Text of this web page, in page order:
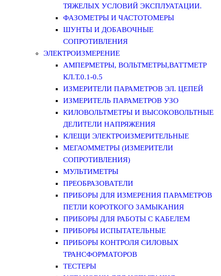
ТЯЖЕЛЫХ УСЛОВИЙ ЭКСПЛУАТАЦИИ.
ФАЗОМЕТРЫ И ЧАСТОТОМЕРЫ
ШУНТЫ И ДОБАВОЧНЫЕ
СОПРОТИВЛЕНИЯ
ЭЛЕКТРОИЗМЕРЕНИЕ
АМПЕРМЕТРЫ, ВОЛЬТМЕТРЫ,ВАТТМЕТР
КЛ.Т.0.1-0.5
ИЗМЕРИТЕЛИ ПАРАМЕТРОВ ЭЛ. ЦЕПЕЙ
ИЗМЕРИТЕЛЬ ПАРАМЕТРОВ УЗО
КИЛОВОЛЬТМЕТРЫ И ВЫСОКОВОЛЬТНЫЕ
ДЕЛИТЕЛИ НАПРЯЖЕНИЯ
КЛЕЩИ ЭЛЕКТРОИЗМЕРИТЕЛЬНЫЕ
МЕГАОММЕТРЫ (ИЗМЕРИТЕЛИ
СОПРОТИВЛЕНИЯ)
МУЛЬТИМЕТРЫ
ПРЕОБРАЗОВАТЕЛИ
ПРИБОРЫ ДЛЯ ИЗМЕРЕНИЯ ПАРАМЕТРОВ
ПЕТЛИ КОРОТКОГО ЗАМЫКАНИЯ
ПРИБОРЫ ДЛЯ РАБОТЫ С КАБЕЛЕМ
ПРИБОРЫ ИСПЫТАТЕЛЬНЫЕ
ПРИБОРЫ КОНТРОЛЯ СИЛОВЫХ
ТРАНСФОРМАТОРОВ
ТЕСТЕРЫ